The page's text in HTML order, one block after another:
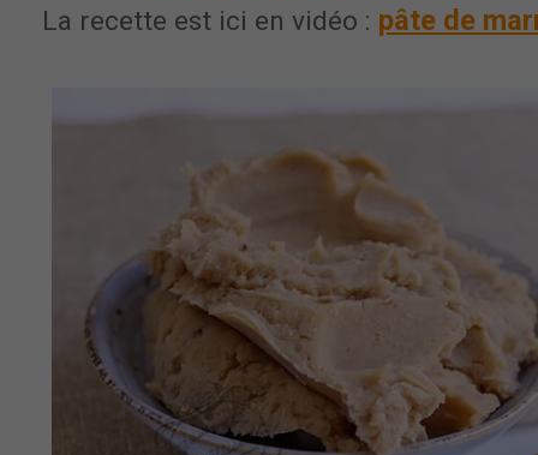
La recette est ici en vidéo : pâte de